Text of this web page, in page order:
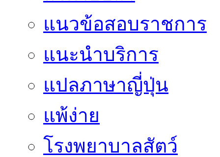
แนวข้อสอบราชการ
แนะนำบริการ
แปลภาษาญี่ปุ่น
แพ้ง่าย
โรงพยาบาลสัตว์